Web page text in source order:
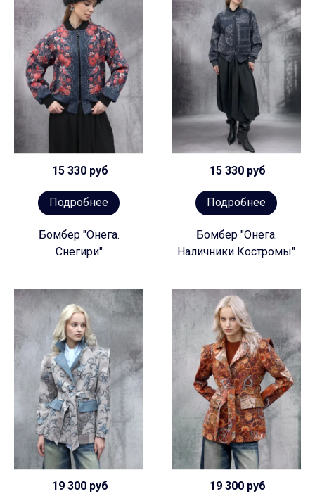
15 330 руб
Подробнее
Бомбер "Онега.
Снегири"
15 330 руб
Подробнее
Бомбер "Онега.
Наличники Костромы"
19 300 руб 19 300 руб